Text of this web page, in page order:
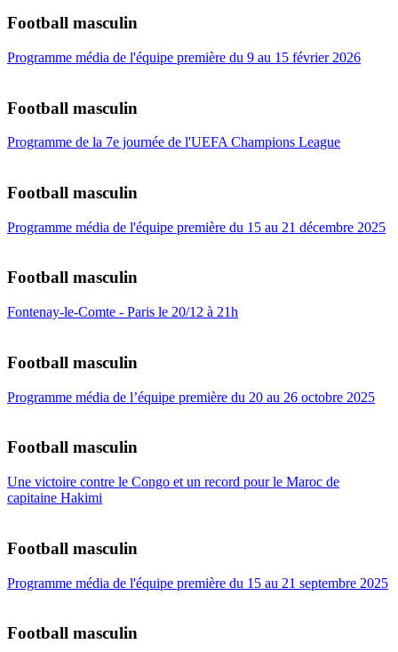
Football masculin
Programme média de l'équipe première du 9 au 15 février 2026
Football masculin
Programme de la 7e journée de l'UEFA Champions League
Football masculin
Programme média de l'équipe première du 15 au 21 décembre 2025
Football masculin
Fontenay-le-Comte - Paris le 20/12 à 21h
Football masculin
Programme média de l’équipe première du 20 au 26 octobre 2025
Football masculin
Une victoire contre le Congo et un record pour le Maroc de
capitaine Hakimi
Football masculin
Programme média de l'équipe première du 15 au 21 septembre 2025
Football masculin